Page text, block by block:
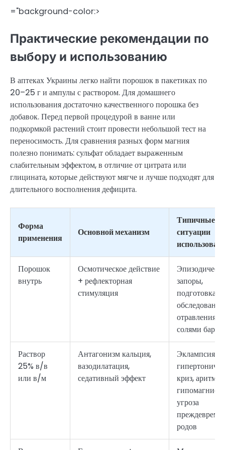
="background-color:>
Практические рекомендации по
выбору и использованию
В аптеках Украины легко найти порошок в пакетиках по
20–25 г и ампулы с раствором. Для домашнего
использования достаточно качественного порошка без
добавок. Перед первой процедурой в ванне или
подкормкой растений стоит провести небольшой тест на
переносимость. Для сравнения разных форм магния
полезно понимать: сульфат обладает выраженным
слабительным эффектом, в отличие от цитрата или
глицината, которые действуют мягче и лучше подходят для
длительного восполнения дефицита.
Форма
применения
Основной механизм
Типичные
ситуации
Порошок
внутрь
Осмотическое действие
+ рефлекторная
стимуляция
запоры,
подготовка к
отравления
солями бария
Раствор
25% в/в
или в/м
Антагонизм кальция,
вазодилатация,
седативный эффект
Эклампсия,
криз,
угроза
родов